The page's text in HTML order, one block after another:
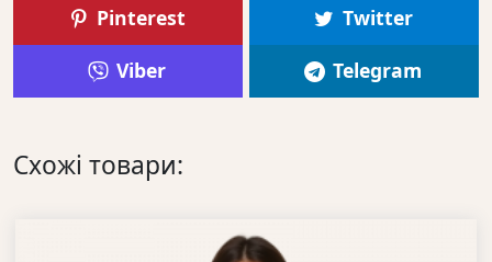
Pinterest
Twitter
Viber
Telegram
Схожі товари: